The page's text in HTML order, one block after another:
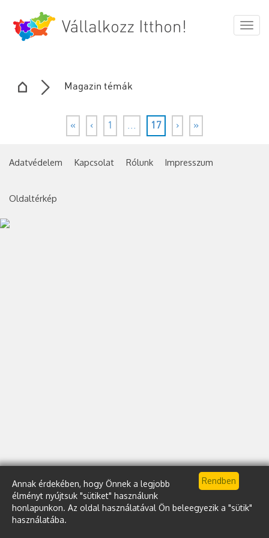
Annak érdekében, hogy Önnek a legjobb
élményt nyújtsuk "sütiket" használunk
honlapunkon. Az oldal használatával Ön beleegyezik a "sütik"
használatába.
Magazin témák
« ‹ 1 ... 17 › »
Adatvédelem Kapcsolat Rólunk Impresszum
Oldaltérkép